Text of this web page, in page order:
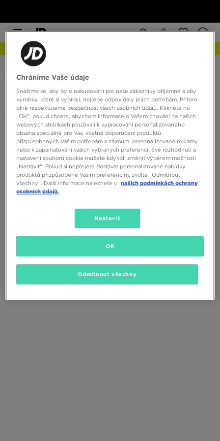
JD Sports Reebok Kitari DMX
Reebok Kitari DMX
0 produktů
Seřadit:Doporučené Filtrovat
Žádné produkty k zobrazení
Změňte kritéria vyhledávání nebo
odstraňte vybrané filtry
Chráníme Vaše údaje
Snažíme se, aby bylo nakupování pro naše zákazníky příjemné a aby
výrobky, které si vybírají, nejlépe odpovídaly jejich potřebám. Přitom
plně respektujeme bezpečnost všech osobních údajů. Klikněte na
„OK“, pokud chcete, abychom informace o Vašem chování na našich
webových stránkách používali k vypracování personalizovaného
obsahu speciálně pro Vás, včetně doporučení produktů
přizpůsobených Vašim potřebám a zájmům, personalizované reklamy
nebo k zapamatování vašich vybraných preferencí. Své rozhodnutí a
nastavení souborů cookie můžete kdykoli změnit výběrem možnosti
„Nastavit“. Pokud si nepřejete dostávat personalizované nabídky
produktů přizpůsobené Vašim preferencím, zvolte „Odmítnout
všechny“. Další informace naleznete v našich podmínkách ochrany
osobních údajů.
Nastavit
Odmítnout všechny
OK